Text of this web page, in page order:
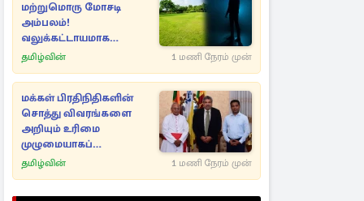
மற்றுமொரு மோசடி
அம்பலம்!
வலுக்கட்டாயமாக
பறிக்கப்பட்ட சொத்துக்கள்
தமிழ்வின் 1 மணி நேரம் முன்
மக்கள் பிரதிநிதிகளின்
சொத்து விவரங்களை
அறியும் உரிமை
முழுமையாகப்
பாதுகாக்கப்படும்! நளிந்த
தமிழ்வின் 1 மணி நேரம் முன்